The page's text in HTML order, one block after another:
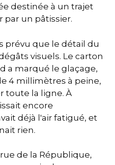
destinée à un trajet
par un pâtissier.
prévu que le détail du
visuels. Le carton
a marqué le glaçage,
4 millimètres à peine,
toute la ligne. À
encore
déjà l'air fatigué, et
rien.
de la République,